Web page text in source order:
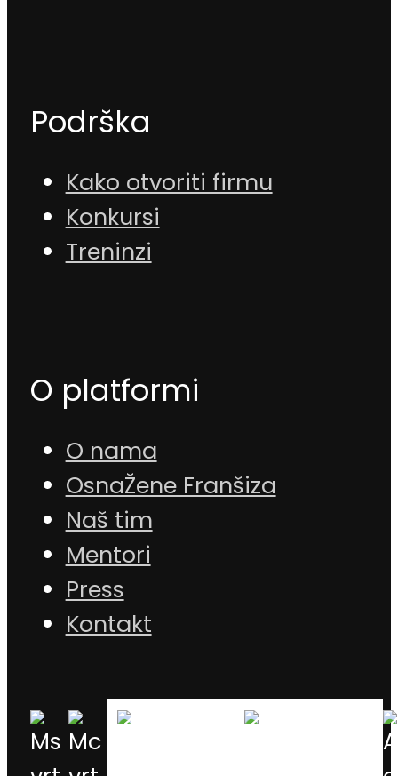
Podrška
Kako otvoriti firmu
Konkursi
Treninzi
O platformi
O nama
OsnaŽene Franšiza
Naš tim
Mentori
Press
Kontakt